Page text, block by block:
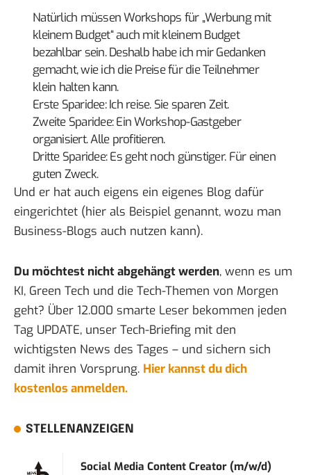
Natürlich müssen Workshops für „Werbung mit
kleinem Budget“ auch mit kleinem Budget
bezahlbar sein. Deshalb habe ich mir Gedanken
gemacht, wie ich die Preise für die Teilnehmer
klein halten kann.
Erste Sparidee: Ich reise. Sie sparen Zeit.
Zweite Sparidee: Ein Workshop-Gastgeber
organisiert. Alle profitieren.
Dritte Sparidee: Es geht noch günstiger. Für einen
guten Zweck.
Und er hat auch eigens ein eigenes Blog dafür
eingerichtet (hier als Beispiel genannt, wozu man
Business-Blogs auch nutzen kann).
Du möchtest nicht abgehängt werden, wenn es um
KI, Green Tech und die Tech-Themen von Morgen
geht? Über 12.000 smarte Leser bekommen jeden
Tag UPDATE, unser Tech-Briefing mit den
wichtigsten News des Tages – und sichern sich
damit ihren Vorsprung. Hier kannst du dich
kostenlos anmelden.
STELLENANZEIGEN
Social Media Content Creator (m/w/d)